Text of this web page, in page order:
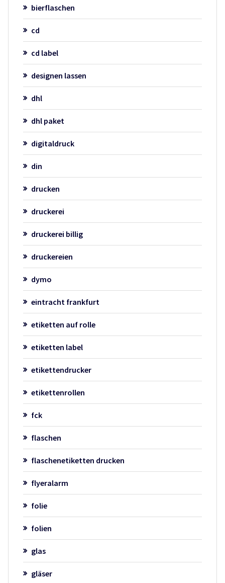
bierflaschen
cd
cd label
designen lassen
dhl
dhl paket
digitaldruck
din
drucken
druckerei
druckerei billig
druckereien
dymo
eintracht frankfurt
etiketten auf rolle
etiketten label
etikettendrucker
etikettenrollen
fck
flaschen
flaschenetiketten drucken
flyeralarm
folie
folien
glas
gläser